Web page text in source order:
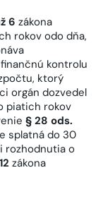
6 zákona
rokov odo dňa,
kontrolu
ktorý
orgán dozvedel
piatich rokov
§ 28 ods.
splatná do 30
rozhodnutia o
zákona